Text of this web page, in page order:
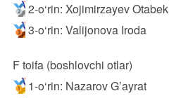
2-o‘rin: Xojimirzayev Otabek
3-o‘rin: Valijonova Iroda
F toifa (boshlovchi otlar)
1-o‘rin: Nazarov G’ayrat